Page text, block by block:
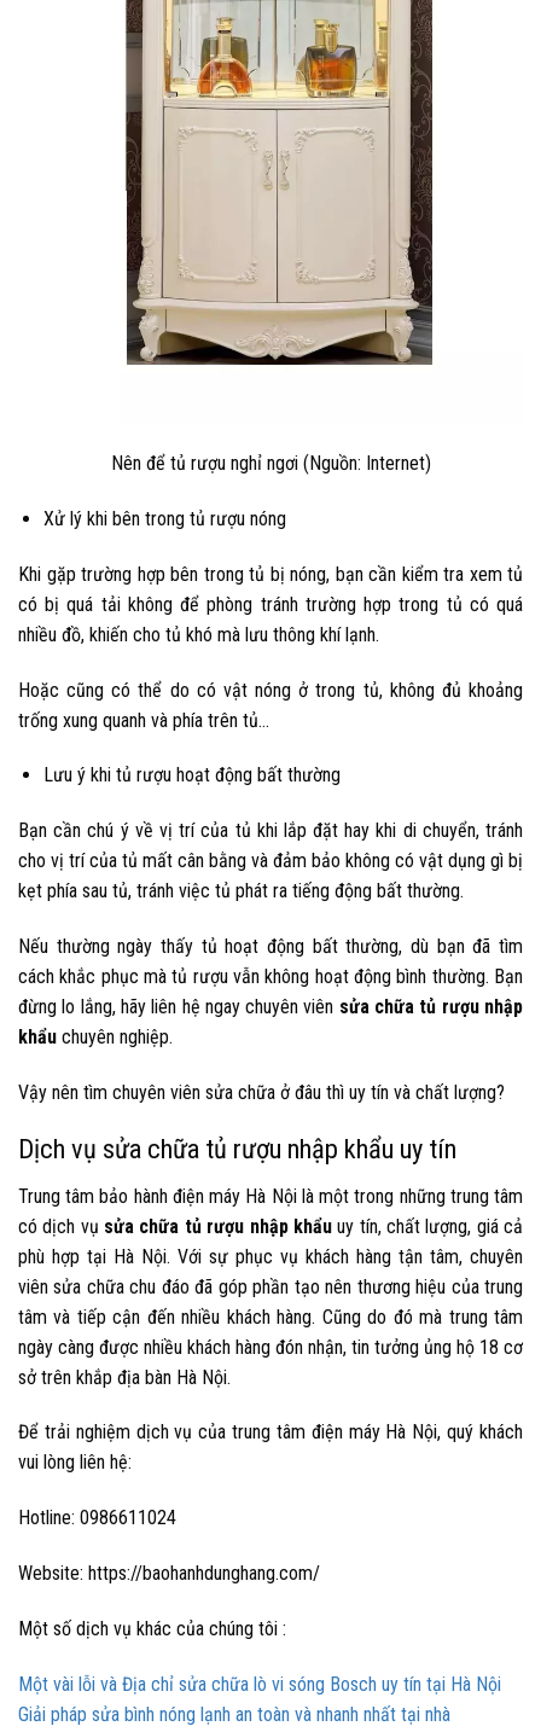
Nên để tủ rượu nghỉ ngơi (Nguồn: Internet)
Xử lý khi bên trong tủ rượu nóng
Khi gặp trường hợp bên trong tủ bị nóng, bạn cần kiểm tra xem tủ
có bị quá tải không để phòng tránh trường hợp trong tủ có quá
nhiều đồ, khiến cho tủ khó mà lưu thông khí lạnh.
Hoặc cũng có thể do có vật nóng ở trong tủ, không đủ khoảng
trống xung quanh và phía trên tủ…
Lưu ý khi tủ rượu hoạt động bất thường
Bạn cần chú ý về vị trí của tủ khi lắp đặt hay khi di chuyển, tránh
cho vị trí của tủ mất cân bằng và đảm bảo không có vật dụng gì bị
kẹt phía sau tủ, tránh việc tủ phát ra tiếng động bất thường.
Nếu thường ngày thấy tủ hoạt động bất thường, dù bạn đã tìm
cách khắc phục mà tủ rượu vẫn không hoạt động bình thường. Bạn
đừng lo lắng, hãy liên hệ ngay chuyên viên sửa chữa tủ rượu nhập
khẩu chuyên nghiệp.
Vậy nên tìm chuyên viên sửa chữa ở đâu thì uy tín và chất lượng?
Dịch vụ sửa chữa tủ rượu nhập khẩu uy tín
Trung tâm bảo hành điện máy Hà Nội là một trong những trung tâm
có dịch vụ sửa chữa tủ rượu nhập khẩuuy tín, chất lượng, giá cả
phù hợp tại Hà Nội. Với sự phục vụ khách hàng tận tâm, chuyên
viên sửa chữa chu đáo đã góp phần tạo nên thương hiệu của trung
tâm và tiếp cận đến nhiều khách hàng. Cũng do đó mà trung tâm
ngày càng được nhiều khách hàng đón nhận, tin tưởng ủng hộ 18 cơ
sở trên khắp địa bàn Hà Nội.
Để trải nghiệm dịch vụ của trung tâm điện máy Hà Nội, quý khách
vui lòng liên hệ:
Hotline: 0986611024
Website: https://baohanhdunghang.com/
Một số dịch vụ khác của chúng tôi :
Một vài lỗi và Địa chỉ sửa chữa lò vi sóng Bosch uy tín tại Hà Nội
Giải pháp sửa bình nóng lạnh an toàn và nhanh nhất tại nhà